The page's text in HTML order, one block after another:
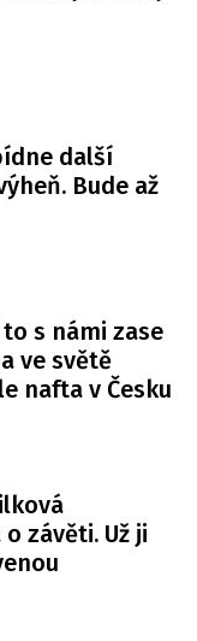
další
Bude až
s námi zase
ve světě
nafta v Česku
závěti. Už ji